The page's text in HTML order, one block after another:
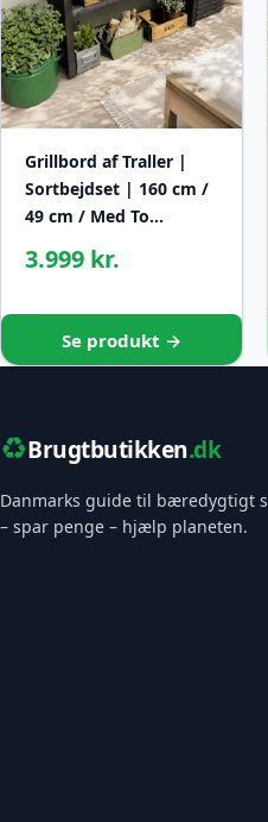
Grillbord af Traller |
Sortbejdset | 160 cm /
49 cm / Med To…
3.999 kr.
Se produkt →
♻️Brugtbutikken.dk
Danmarks guide til bæredygtigt
– spar penge – hjælp planeten.